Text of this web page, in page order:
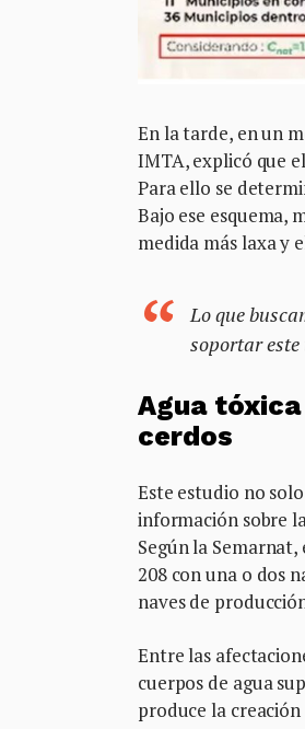
En la tarde, en un
IMTA, explicó que
Para ello se
Bajo ese esquema,
medida más laxa y
Lo que
soportar
Agua
cerdos
Este estudio no
información sobre
Según la
208 con una o dos
naves de
Entre las
cuerpos de agua
produce la